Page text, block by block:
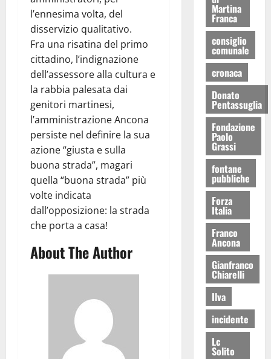
l’ennesima volta, del
disservizio qualitativo.
Fra una risatina del primo
cittadino, l’indignazione
dell’assessore alla cultura e
la rabbia palesata dai
genitori martinesi,
l’amministrazione Ancona
persiste nel definire la sua
azione “giusta e sulla
buona strada”, magari
quella “buona strada” più
volte indicata
dall’opposizione: la strada
che porta a casa!
About The Author
Martina
Franca
consiglio
comunale
cronaca
Donato
Pentassuglia
Fondazione
Paolo
Grassi
fontane
pubbliche
Forza
Italia
Franco
Ancona
Gianfranco
Chiarelli
Ilva
incidente
Lc
Solito